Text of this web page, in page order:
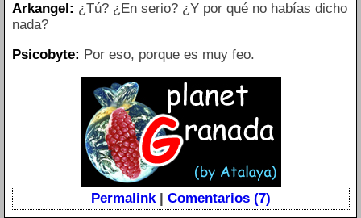
Arkangel: ¿Tú? ¿En serio? ¿Y por qué no habías dicho
nada?
Psicobyte: Por eso, porque es muy feo.
Permalink| Comentarios (7)